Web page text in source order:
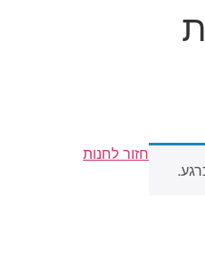
חזור לחנות